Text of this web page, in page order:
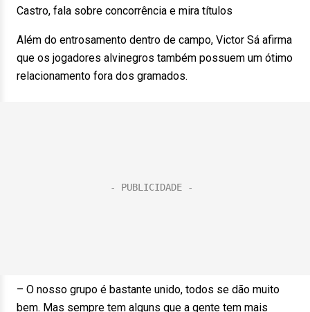
Castro, fala sobre concorrência e mira títulos
Além do entrosamento dentro de campo, Victor Sá afirma
que os jogadores alvinegros também possuem um ótimo
relacionamento fora dos gramados.
– O nosso grupo é bastante unido, todos se dão muito
bem. Mas sempre tem alguns que a gente tem mais